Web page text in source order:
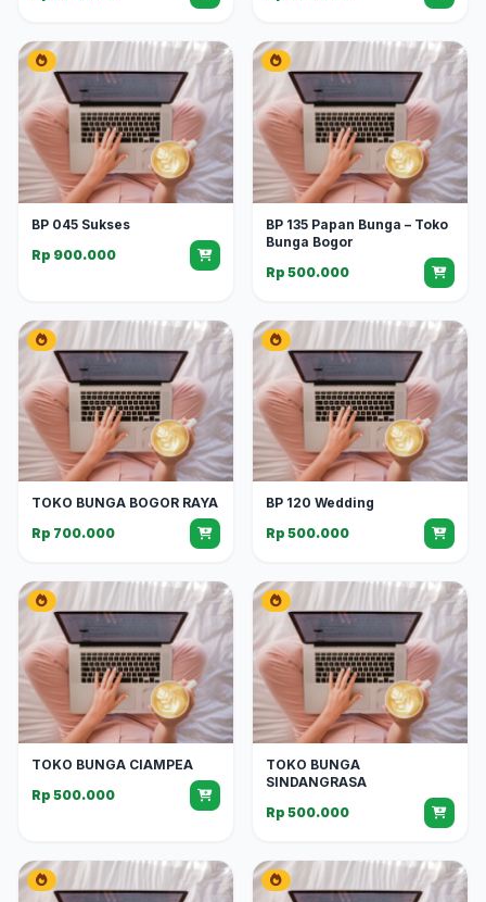
BP 045 Sukses
Rp 900.000
BP 135 Papan Bunga – Toko
Bunga Bogor
Rp 500.000
TOKO BUNGA BOGOR RAYA
Rp 700.000
BP 120 Wedding
Rp 500.000
TOKO BUNGA CIAMPEA
Rp 500.000
TOKO BUNGA
SINDANGRASA
Rp 500.000